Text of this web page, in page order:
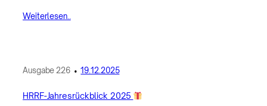
Weiterlesen..
Ausgabe 226•19.12.2025
HRRF-Jahresrückblick 2025